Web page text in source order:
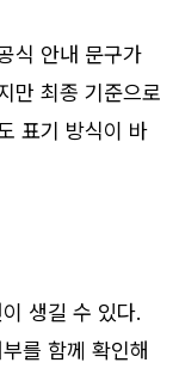
식 안내 문구가
만 최종 기준으로
표기 방식이 바
생길 수 있다.
를 함께 확인해